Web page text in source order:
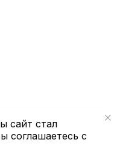
сайт стал
соглашаетесь с